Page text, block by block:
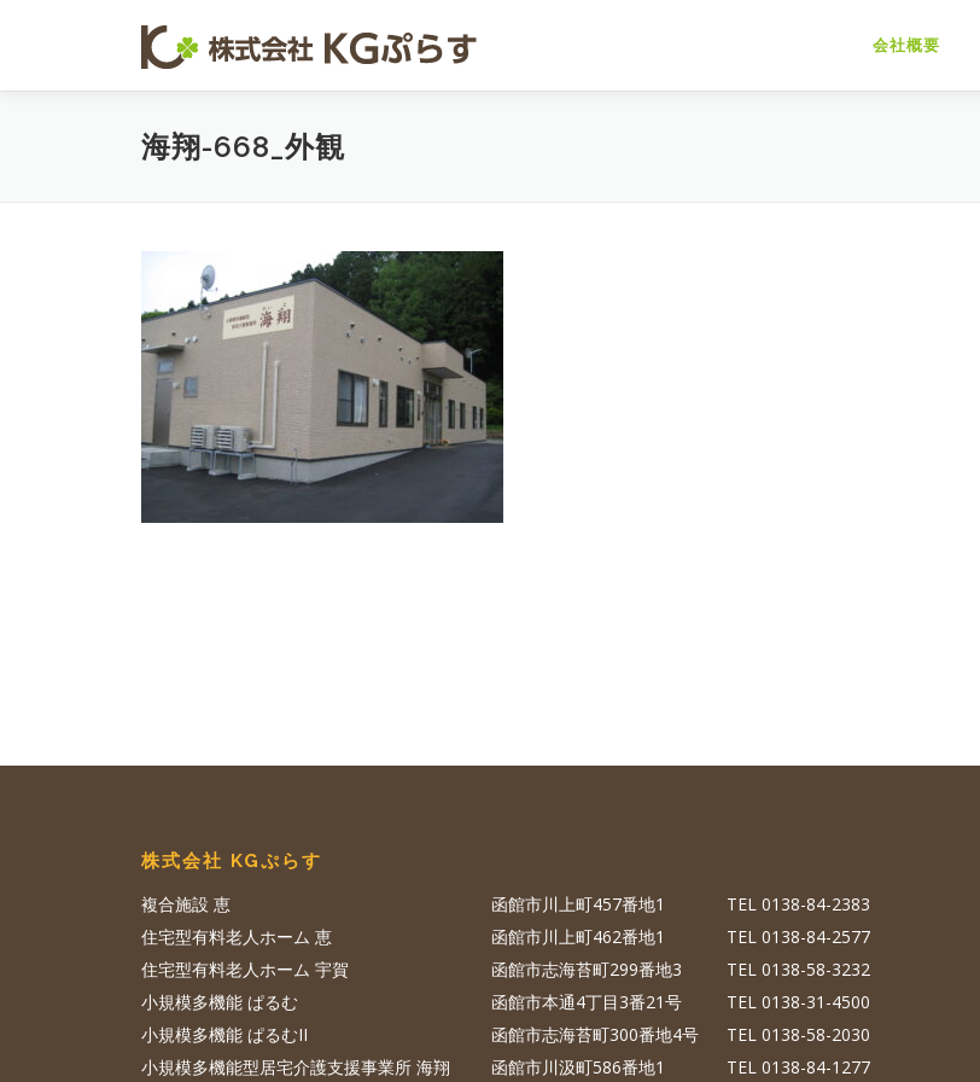
会社概要
海翔-668_外観
株式会社 KGぷらす
複合施設 恵 函館市川上町457番地1
TEL 0138-84-2383
住宅型有料老人ホーム 恵
函館市川上町462番地1
TEL 0138-84-2577
住宅型有料老人ホーム 宇賀
函館市志海苔町299番地3
TEL 0138-58-3232
小規模多機能 ぱるむ
函館市本通4丁目3番21号
TEL 0138-31-4500
小規模多機能 ぱるむII
函館市志海苔町300番地4号
TEL 0138-58-2030
小規模多機能型居宅介護支援事業所 海翔
函館市川汲町586番地1 TEL 0138-84-1277